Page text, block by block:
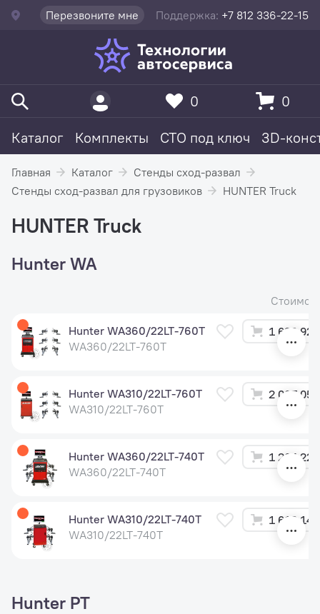
Перезвоните мне Поддержка: +7 812 336-22-15
Каталог Комплекты СТО под ключ 3D-
0 0
Главная Каталог
Стенды сход-развал
Стенды сход-развал для грузовиков
HUNTER Truck
HUNTER Truck
Hunter WA
Hunter WA360/22LT-760T
WA360/22LT-760T
1 626
Hunter WA310/22LT-760T
WA310/22LT-760T
2 067
Hunter WA360/22LT-740T
WA360/22LT-740T
1 264
Hunter WA310/22LT-740T
WA310/22LT-740T
1 613
Hunter PT